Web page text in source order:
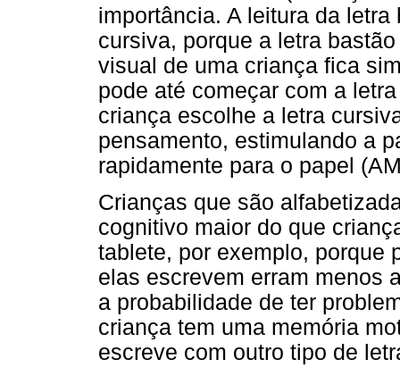
importância. A leitura da
cursiva, porque a letra
visual de uma criança fica
pode até começar com a
criança escolhe a letra
pensamento, estimulando a
rapidamente para o papel
Crianças que são
cognitivo maior do que
tablete, por exemplo, porque
elas escrevem erram menos
a probabilidade de ter
criança tem uma memória
escreve com outro tipo de